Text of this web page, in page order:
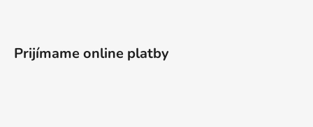
Prijímame online platby